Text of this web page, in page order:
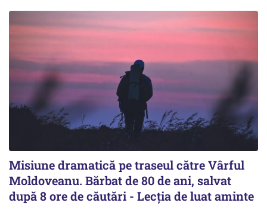
Misiune dramatică pe traseul către Vârful
Moldoveanu. Bărbat de 80 de ani, salvat
după 8 ore de căutări - Lecția de luat aminte